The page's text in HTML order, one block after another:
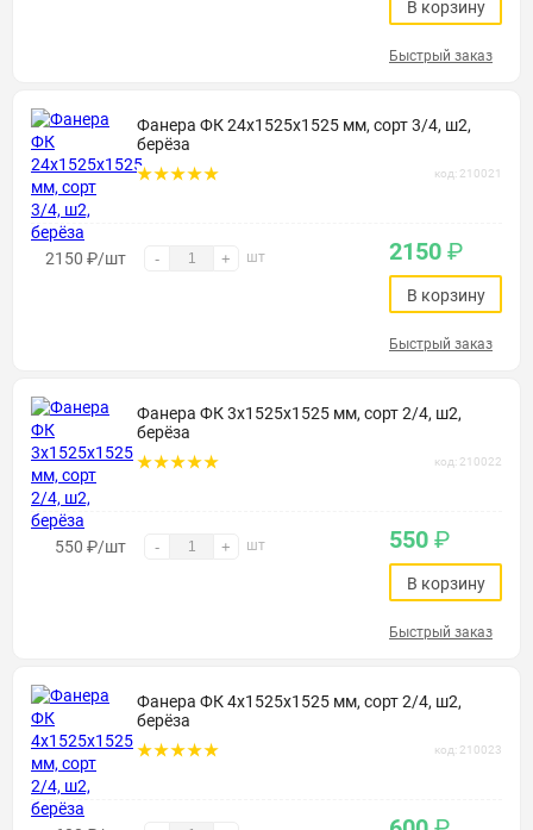
В корзину
Быстрый заказ
Фанера ФК 24х1525х1525 мм, сорт 3/4, ш2,
берёза
код: 210021
2150 ₽/шт - + шт 2150 ₽
В корзину
Быстрый заказ
Фанера ФК 3х1525х1525 мм, сорт 2/4, ш2,
берёза
код: 210022
550 ₽/шт - + шт 550 ₽
В корзину
Быстрый заказ
Фанера ФК 4х1525х1525 мм, сорт 2/4, ш2,
берёза
код: 210023